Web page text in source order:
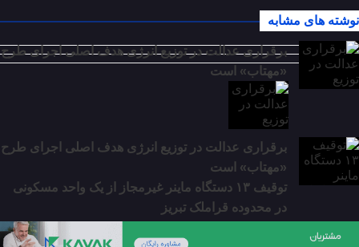
نوشته های مشابه
برقراری عدالت در توزیع انرژی هدف اصلی اجرای طرح
«مهتاب» است
برقراری عدالت در توزیع انرژی هدف اصلی اجرای طرح
«مهتاب» است
توقیف ۱۳ دستگاه ماینر غیرمجاز از یک واحد مسکونی
در محدوده قراملک تبریز